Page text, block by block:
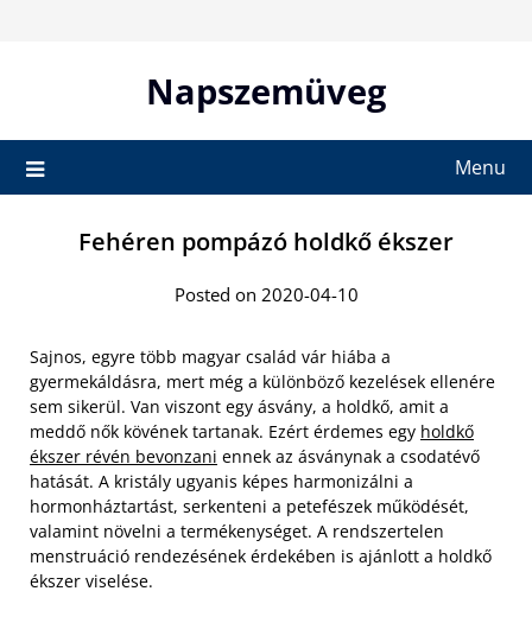
Napszemüveg
Menu
Fehéren pompázó holdkő ékszer
Posted on 2020-04-10
Sajnos, egyre több magyar család vár hiába a
gyermekáldásra, mert még a különböző kezelések ellenére
sem sikerül. Van viszont egy ásvány, a holdkő, amit a
meddő nők kövének tartanak. Ezért érdemes egy holdkő
ékszer révén bevonzani ennek az ásványnak a csodatévő
hatását. A kristály ugyanis képes harmonizálni a
hormonháztartást, serkenteni a petefészek működését,
valamint növelni a termékenységet. A rendszertelen
menstruáció rendezésének érdekében is ajánlott a holdkő
ékszer viselése.